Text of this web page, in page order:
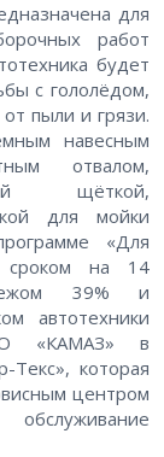
для
работ
будет
с гололёдом,
пыли и грязи.
навесным
отвалом,
щёткой,
для мойки
«Для
сроком на 14
39% и
автотехники
«КАМАЗ» в
Текс», которая
центром